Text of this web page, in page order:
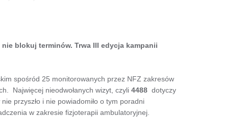
blokuj terminów. Trwa III edycja kampanii
spośród 25 monitorowanych przez NFZ zakresów
Najwięcej nieodwołanych wizyt, czyli 4488dotyczy
przyszło i nie powiadomiło o tym poradni
w zakresie fizjoterapii ambulatoryjnej.